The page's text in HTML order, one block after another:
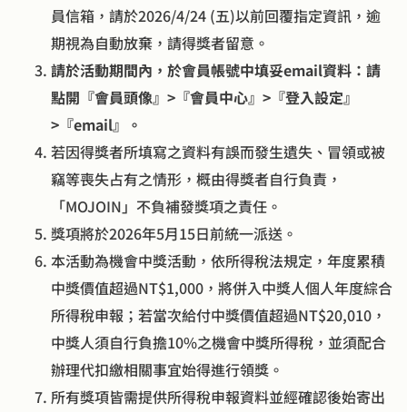
員信箱，請於2026/4/24 (五)以前回覆指定資訊，逾
期視為自動放棄，請得獎者留意。
請於活動期間內，於會員帳號中填妥email資料：請
點開『會員頭像』>『會員中心』>『登入設定』
>『email』。
若因得獎者所填寫之資料有誤而發生遺失、冒領或被
竊等喪失占有之情形，概由得獎者自行負責，
「MOJOIN」不負補發獎項之責任。
獎項將於2026年5月15日前統一派送。
本活動為機會中獎活動，依所得稅法規定，年度累積
中獎價值超過NT$1,000，將併入中獎人個人年度綜合
所得稅申報；若當次給付中獎價值超過NT$20,010，
中獎人須自行負擔10%之機會中獎所得稅，並須配合
辦理代扣繳相關事宜始得進行領獎。
所有獎項皆需提供所得稅申報資料並經確認後始寄出